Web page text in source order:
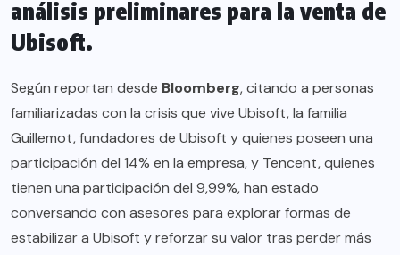
análisis preliminares para la venta de
Ubisoft.
Según reportan desde Bloomberg, citando a personas
familiarizadas con la crisis que vive Ubisoft, la familia
Guillemot, fundadores de Ubisoft y quienes poseen una
participación del 14% en la empresa, y Tencent, quienes
tienen una participación del 9,99%, han estado
conversando con asesores para explorar formas de
estabilizar a Ubisoft y reforzar su valor tras perder más